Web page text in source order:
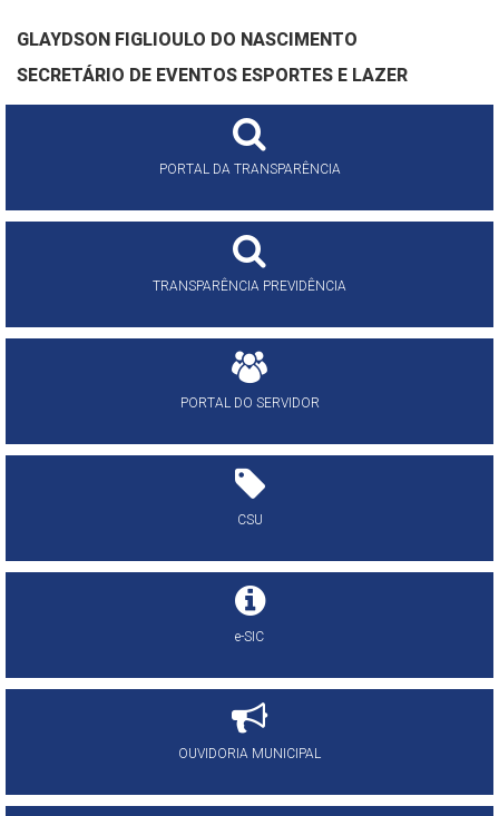
GLAYDSON FIGLIOULO DO NASCIMENTO
SECRETÁRIO DE EVENTOS ESPORTES E LAZER
PORTAL DA TRANSPARÊNCIA
TRANSPARÊNCIA PREVIDÊNCIA
PORTAL DO SERVIDOR
CSU
e-SIC
OUVIDORIA MUNICIPAL